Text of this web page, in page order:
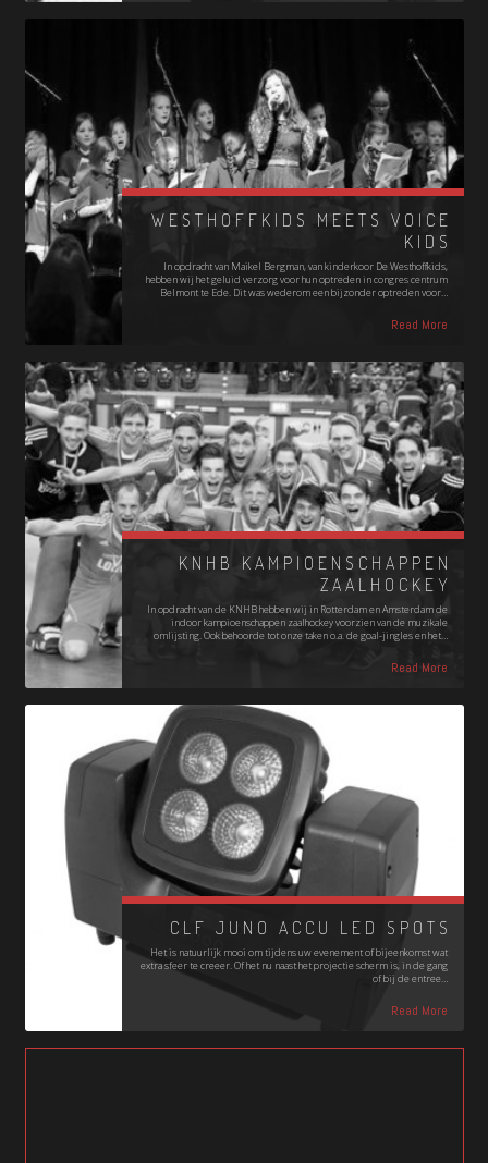
WESTHOFFKIDS MEETS VOICE
KIDS
In opdracht van Maikel Bergman, van kinderkoor De Westhoffkids,
hebben wij het geluid verzorg voor hun optreden in congres centrum
Belmont te Ede. Dit was wederom een bijzonder optreden voor…
Read More
KNHB KAMPIOENSCHAPPEN
ZAALHOCKEY
In opdracht van de KNHB hebben wij in Rotterdam en Amsterdam de
indoor kampioenschappen zaalhockey voorzien van de muzikale
omlijsting. Ook behoorde tot onze taken o.a. de goal-jingles en het…
Read More
CLF JUNO ACCU LED SPOTS
Het is natuurlijk mooi om tijdens uw evenement of bijeenkomst wat
extra sfeer te creeer. Of het nu naast het projectie scherm is, in de gang
of bij de entree…
Read More